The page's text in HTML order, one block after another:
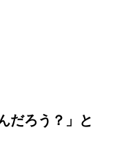
だろう？」と